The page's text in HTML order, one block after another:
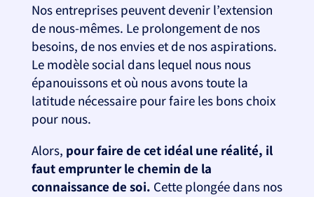
Nos entreprises peuvent devenir l’extension
de nous-mêmes. Le prolongement de nos
besoins, de nos envies et de nos aspirations.
Le modèle social dans lequel nous nous
épanouissons et où nous avons toute la
latitude nécessaire pour faire les bons choix
pour nous.
Alors, pour faire de cet idéal une réalité, il
faut emprunter le chemin de la
connaissance de soi. Cette plongée dans nos